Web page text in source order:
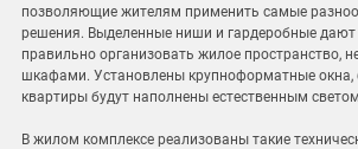
позволяющие жителям применить самые
решения. Выделенные ниши и гардеробные
правильно организовать жилое пространство,
шкафами. Установлены крупноформатные окна,
квартиры будут наполнены естественным
В жилом комплексе реализованы такие